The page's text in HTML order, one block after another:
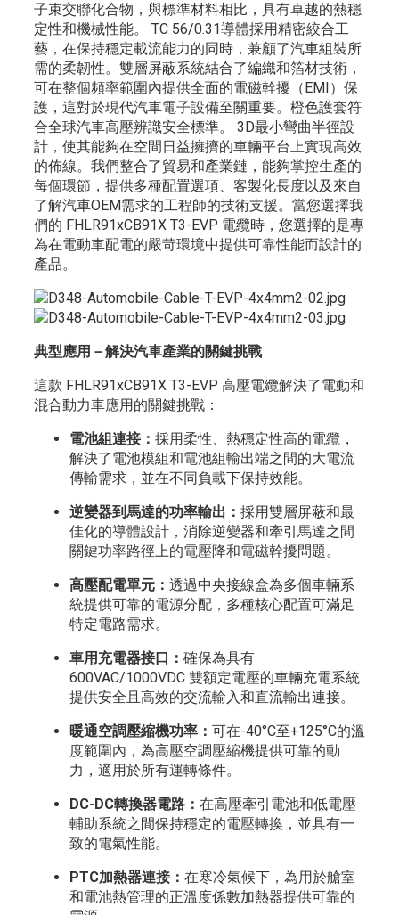
子束交聯化合物，與標準材料相比，具有卓越的熱穩
定性和機械性能。 TC 56/0.31導體採用精密絞合工
藝，在保持穩定載流能力的同時，兼顧了汽車組裝所
需的柔韌性。雙層屏蔽系統結合了編織和箔材技術，
可在整個頻率範圍內提供全面的電磁幹擾（EMI）保
護，這對於現代汽車電子設備至關重要。橙色護套符
合全球汽車高壓辨識安全標準。 3D最小彎曲半徑設
計，使其能夠在空間日益擁擠的車輛平台上實現高效
的佈線。我們整合了貿易和產業鏈，能夠掌控生產的
每個環節，提供多種配置選項、客製化長度以及來自
了解汽車OEM需求的工程師的技術支援。當您選擇我
們的 FHLR91xCB91X T3-EVP 電纜時，您選擇的是專
為在電動車配電的嚴苛環境中提供可靠性能而設計的
產品。
典型應用－解決汽車產業的關鍵挑戰
這款 FHLR91xCB91X T3-EVP 高壓電纜解決了電動和
混合動力車應用的關鍵挑戰：
電池組連接： 採用柔性、熱穩定性高的電纜，
解決了電池模組和電池組輸出端之間的大電流
傳輸需求，並在不同負載下保持效能。
逆變器到馬達的功率輸出： 採用雙層屏蔽和最
佳化的導體設計，消除逆變器和牽引馬達之間
關鍵功率路徑上的電壓降和電磁幹擾問題。
高壓配電單元： 透過中央接線盒為多個車輛系
統提供可靠的電源分配，多種核心配置可滿足
特定電路需求。
車用充電器接口： 確保為具有
600VAC/1000VDC 雙額定電壓的車輛充電系統
提供安全且高效的交流輸入和直流輸出連接。
暖通空調壓縮機功率： 可在-40°C至+125°C的溫
度範圍內，為高壓空調壓縮機提供可靠的動
力，適用於所有運轉條件。
DC-DC轉換器電路： 在高壓牽引電池和低電壓
輔助系統之間保持穩定的電壓轉換，並具有一
致的電氣性能。
PTC加熱器連接： 在寒冷氣候下，為用於艙室
和電池熱管理的正溫度係數加熱器提供可靠的